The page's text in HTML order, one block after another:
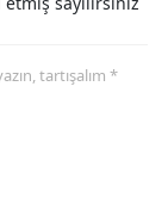
tartışalım *